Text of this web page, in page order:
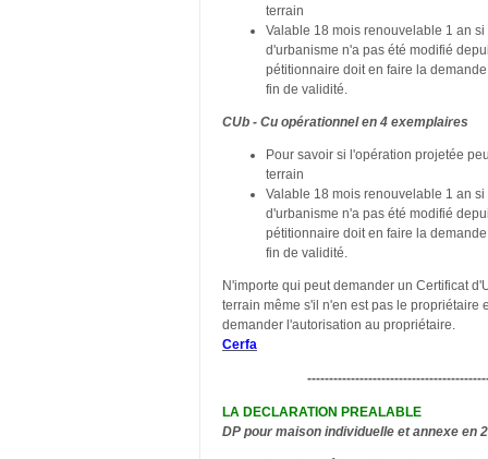
terrain
Valable 18 mois renouvelable 1 an
d'urbanisme n'a pas été modifié
pétitionnaire doit en faire la
fin de validité.
CUb - Cu opérationnel en 4 exemplaires
Pour savoir si l'opération projetée
terrain
Valable 18 mois renouvelable 1 an
d'urbanisme n'a pas été modifié
pétitionnaire doit en faire la
fin de validité.
N'importe qui peut demander un Certificat
terrain même s'il n'en est pas le propriétaire
demander l'autorisation au propriétaire.
Cerfa
LA DECLARATION PREALABLE
DP pour maison individuelle et annexe en